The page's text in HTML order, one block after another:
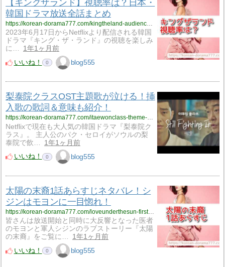
【キングザランド】視聴率は？日本・
韓国ドラマ放送全話まとめ
https://korean-dorama777.com/kingtheland-audiencerating/
2023年6月17日からNetflixより配信される韓国
ドラマ『キング・ザ・ランド』の視聴を楽しみ
に…
1年1ヶ月前
いいね！
0 blog555
梨泰院クラスOST主題歌が泣ける！挿
入歌の歌詞＆意味も紹介！
https://korean-dorama777.com/itaewonclass-theme-song/
Netflixで現在も大人気の韓国ドラマ『梨泰院ク
ラス』。 主人公のパク・セロイがソウルの梨
泰院で飲…
1年1ヶ月前
いいね！
0 blog555
太陽の末裔1話あらすじネタバレ！シ
ジンはモヨンに一目惚れ！
https://korean-dorama777.com/loveunderthesun-firstepisode/
皆さんは放送開始と同時に大反響となった医者
のモヨンと軍人シジンのラブストーリー『太陽
の末裔』をご覧に…
1年1ヶ月前
いいね！
0 blog555